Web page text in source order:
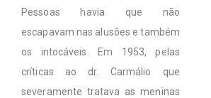
Pessoas havia que não
escapavam nas alusões e também
os intocáveis. Em 1953, pelas
críticas ao dr. Carmálio que
severamente tratava as meninas